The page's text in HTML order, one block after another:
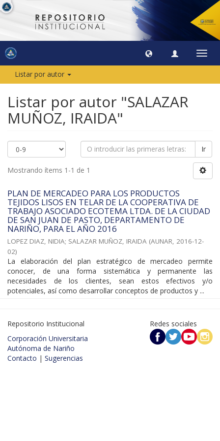
Listar por autor
Listar por autor "SALAZAR
MUÑOZ, IRAIDA"
Ir
Mostrando ítems 1-1 de 1
PLAN DE MERCADEO PARA LOS PRODUCTOS
TEJIDOS LISOS EN TELAR DE LA COOPERATIVA DE
TRABAJO ASOCIADO ECOTEMA LTDA. DE LA CIUDAD
DE SAN JUAN DE PASTO, DEPARTAMENTO DE
NARIÑO, PARA EL AÑO 2016
LOPEZ DIAZ, NIDIA; SALAZAR MUÑOZ, IRAIDA (AUNAR, 2016-12-
02)
La elaboración del plan estratégico de mercadeo permite
conocer, de una forma sistemática y permanente las
necesidades de los clientes, sean estos efectivos y/o
potenciales, así como desarrollar conceptos de productos y ...
Repositorio Institucional
Corporación Universitaria
Autónoma de Nariño
Contacto | Sugerencias
Redes sociales